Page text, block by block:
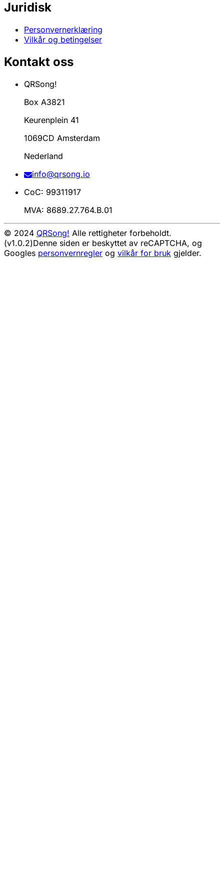
Juridisk
Personvernerklæring
Vilkår og betingelser
Kontakt oss
QRSong!
Box A3821
Keurenplein 41
1069CD Amsterdam
Nederland
info@qrsong.io
CoC: 99311917
MVA: 8689.27.764.B.01
© 2024 QRSong! Alle rettigheter forbeholdt.
(v1.0.2)Denne siden er beskyttet av reCAPTCHA, og
Googles personvernregler og vilkår for bruk gjelder.